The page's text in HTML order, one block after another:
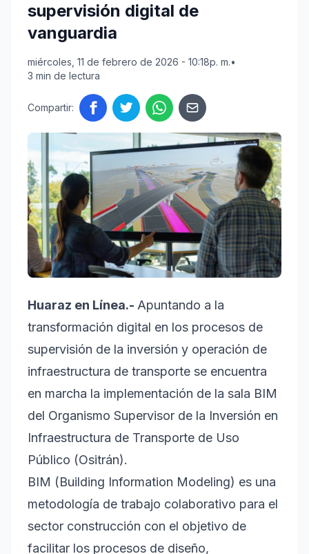
supervisión digital de
vanguardia
miércoles, 11 de febrero de 2026 - 10:18p. m.•
3 min de lectura
Compartir:
Huaraz en Línea.- Apuntando a la
transformación digital en los procesos de
supervisión de la inversión y operación de
infraestructura de transporte se encuentra
en marcha la implementación de la sala BIM
del Organismo Supervisor de la Inversión en
Infraestructura de Transporte de Uso
Público (Ositrán).
BIM (Building Information Modeling) es una
metodología de trabajo colaborativo para el
sector construcción con el objetivo de
facilitar los procesos de diseño,